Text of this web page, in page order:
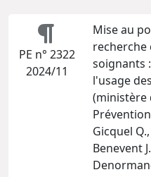
PE n° 2322
2024/11
Mise au
recherche
soignants
l'usage
(ministère
Gicquel Q.,
Benevent